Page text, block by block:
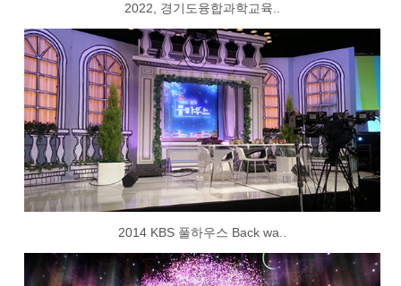
2022, 경기도융합과학교육..
2014 KBS 풀하우스 Back wa..